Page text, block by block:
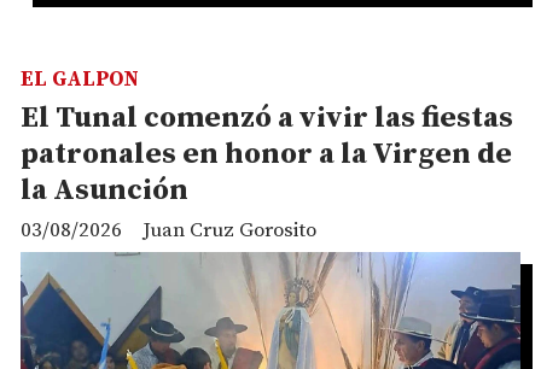
El Tunal comenzó a vivir las fiestas
patronales en honor a la Virgen de
la Asunción
Juan Cruz Gorosito
EL GALPON
03/08/2026